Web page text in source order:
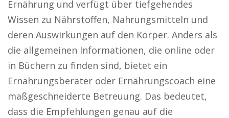
Ernährung und verfügt über tiefgehendes
Wissen zu Nährstoffen, Nahrungsmitteln und
deren Auswirkungen auf den Körper. Anders als
die allgemeinen Informationen, die online oder
in Büchern zu finden sind, bietet ein
Ernährungsberater oder Ernährungscoach eine
maßgeschneiderte Betreuung. Das bedeutet,
dass die Empfehlungen genau auf die